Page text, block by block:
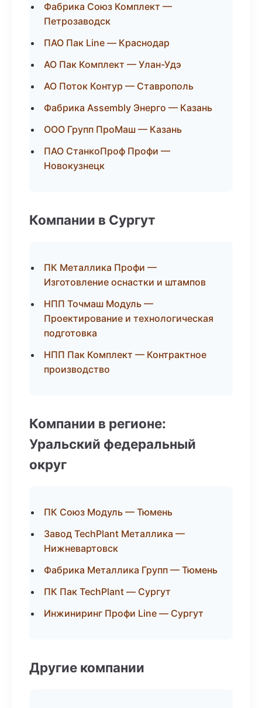
Фабрика Союз Комплект —
Петрозаводск
ПАО Пак Line — Краснодар
АО Пак Комплект — Улан-Удэ
АО Поток Контур — Ставрополь
Фабрика Assembly Энерго — Казань
ООО Групп ПроМаш — Казань
ПАО СтанкоПроф Профи —
Новокузнецк
Компании в Сургут
ПК Металлика Профи —
Изготовление оснастки и штампов
НПП Точмаш Модуль —
Проектирование и технологическая
подготовка
НПП Пак Комплект — Контрактное
производство
Компании в регионе:
Уральский федеральный
округ
ПК Союз Модуль — Тюмень
Завод TechPlant Металлика —
Нижневартовск
Фабрика Металлика Групп — Тюмень
ПК Пак TechPlant — Сургут
Инжиниринг Профи Line — Сургут
Другие компании